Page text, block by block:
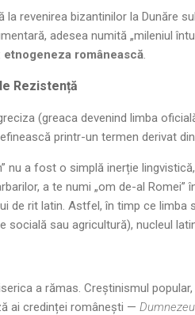
la revenirea bizantinilor la Dunăre
adesea numită „mileniul
etnogeneza românească.
Rezistență
(greaca devenind limba
printr-un termen derivat din
nu a fost o simplă inerție
a te numi „om de-al Romei”
de rit latin. Astfel, în timp ce
socială sau agricultură), nucleul
a rămas. Creștinismul
ai credinței românești —